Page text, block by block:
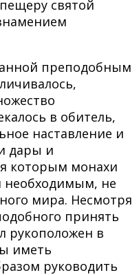
святой
преподобным
в обитель,
наставление и
дары и
которым монахи
необходимым, не
мира. Несмотря
принять
рукоположен в
иметь
руководить